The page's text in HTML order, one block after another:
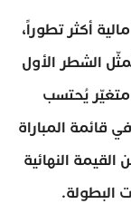
أكثر تطوراً،
الشطر الأول
يُحتسب
قائمة المباراة
النهائية
البطولة.